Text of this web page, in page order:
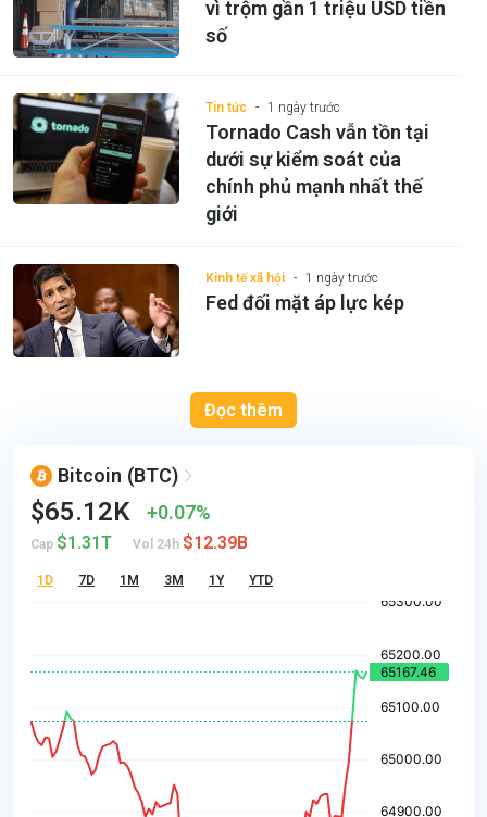
vì trộm gần 1 triệu USD tiền
số
Tin tức 1 ngày trước
Tornado Cash vẫn tồn tại
dưới sự kiểm soát của
chính phủ mạnh nhất thế
giới
Kinh tế xã hội 1 ngày trước
Fed đối mặt áp lực kép
Đọc thêm
Bitcoin (BTC)
$65.12K 0.07%
Cap $1.31T Vol 24h $12.39B
1D 7D 1M 3M 1Y YTD